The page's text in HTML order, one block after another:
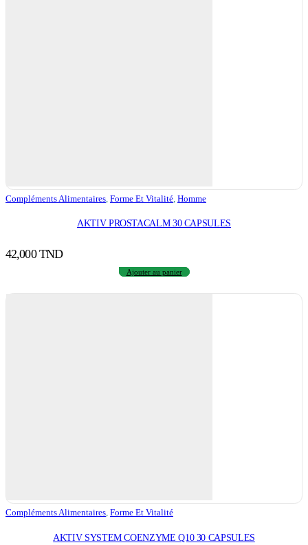
Compléments Alimentaires Forme Et Vitalité Homme
AKTIV PROSTACALM 30 CAPSULES
42,000TND
Ajouter au panier
Compléments Alimentaires, Forme Et Vitalité
AKTIV SYSTEM COENZYME Q10 30 CAPSULES